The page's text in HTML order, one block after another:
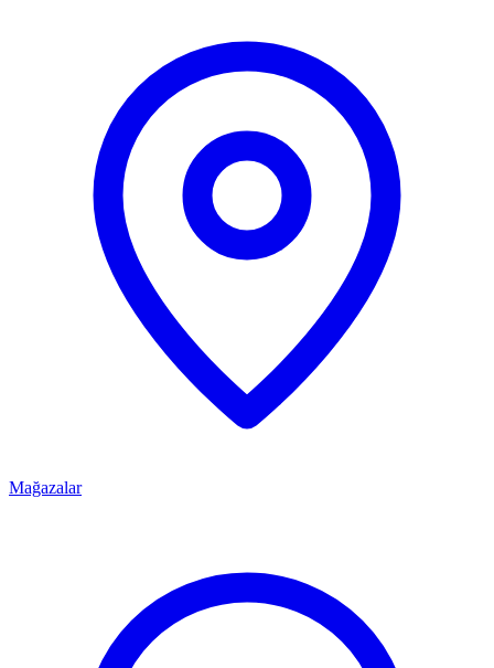
Mağazalar